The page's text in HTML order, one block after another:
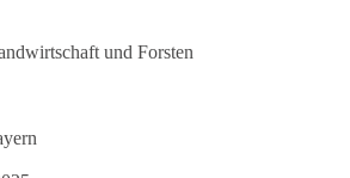
und Forsten